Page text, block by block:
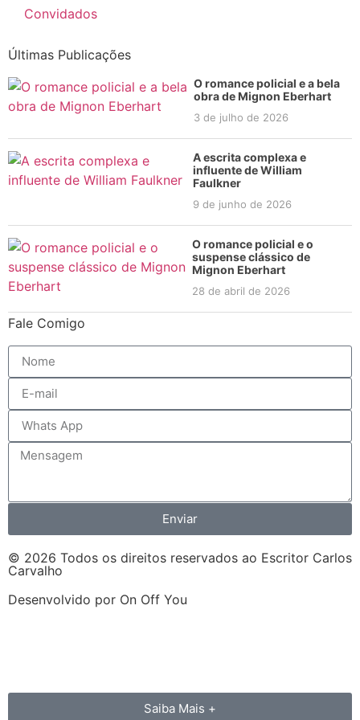
Convidados
Últimas Publicações
O romance policial e a bela
obra de Mignon Eberhart
3 de julho de 2026
A escrita complexa e
influente de William
Faulkner
9 de junho de 2026
O romance policial e o
suspense clássico de
Mignon Eberhart
28 de abril de 2026
Fale Comigo
Enviar
© 2026 Todos os direitos reservados ao Escritor Carlos
Carvalho
Desenvolvido por On Off You
Saiba Mais +